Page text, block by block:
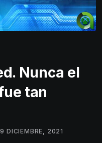
Nunca el
tan
9 DICIEMBRE, 2021